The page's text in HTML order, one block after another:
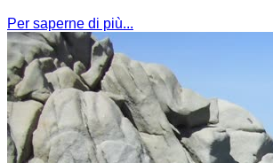
Per saperne di più...